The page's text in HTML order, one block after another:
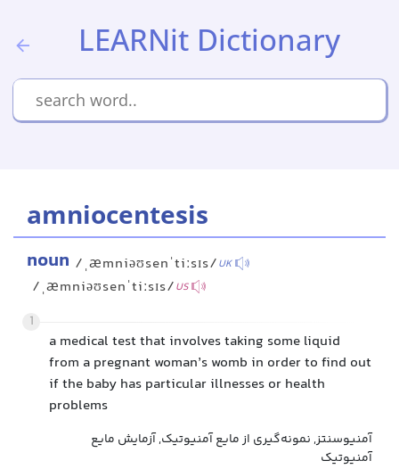
LEARNit Dictionary
amniocentesis
noun /ˌæmniəʊsenˈtiːsɪs/UK
/ˌæmniəʊsenˈtiːsɪs/US
1
a medical test that involves taking some liquid
from a pregnant woman’s womb in order to find out
if the baby has particular illnesses or health
problems
آمنیوسنتز, نمونه‌گیری از مایع آمنیوتیک, آزمایش مایع
آمنیوتیک